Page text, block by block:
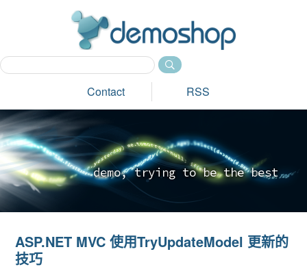
Contact RSS
demo, tryi ng to be the best_
ASP.NET MVC 使用TryUpdateModel 更新的
技巧